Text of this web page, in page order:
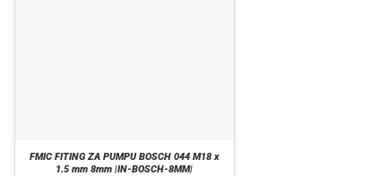
FMIC FITING ZA PUMPU BOSCH 044 M18 x
1.5 mm 8mm |IN-BOSCH-8MM|